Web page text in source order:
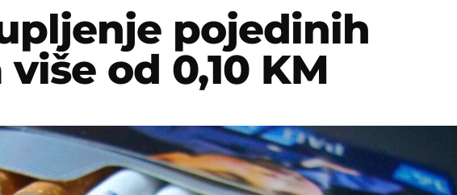
pojedinih
od 0,10 KM